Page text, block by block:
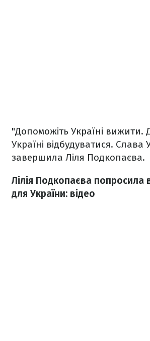
"Допоможіть Україні вижити.
Україні відбудуватися. Слава
завершила Ліля Подкопаєва.
Лілія Подкопаєва
для України: відео